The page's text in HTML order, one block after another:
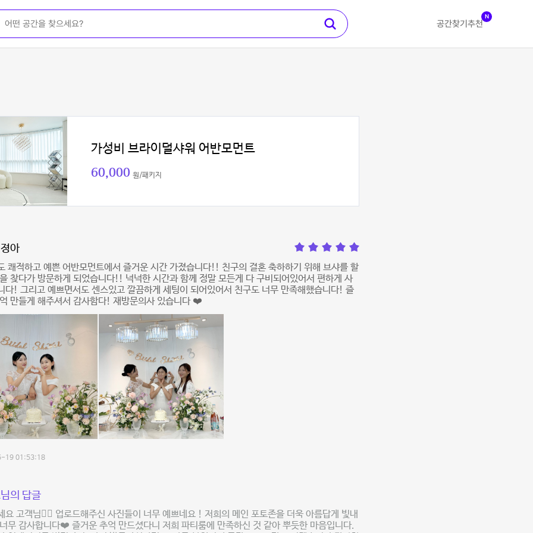
공간찾기 추천
N
가성비 브라이덜샤워 어반모먼트
60,000 원/패키지
아
쾌적하고 예쁜 어반모먼트에서 즐거운 시간 가졌습니다!! 친구의 결혼 축하하기 위해 브샤를 할
찾다가 방문하게 되었습니다!! 넉넉한 시간과 함께 정말 모든게 다 구비되어있어서 편하게 사
다! 그리고 예쁘면서도 센스있고 깔끔하게 세팅이 되어있어서 친구도 너무 만족해했습니다! 즐
만들게 해주셔서 감사함다! 재방문의사 있습니다 ❤️
19 01:53:18
의 답글
요 고객님🙇‍♀️ 업로드해주신 사진들이 너무 예쁘네요 ! 저희의 메인 포토존을 더욱 아름답게 빛내
무 감사합니다❤️ 즐거운 추억 만드셨다니 저희 파티룸에 만족하신 것 같아 뿌듯한 마음입니다.